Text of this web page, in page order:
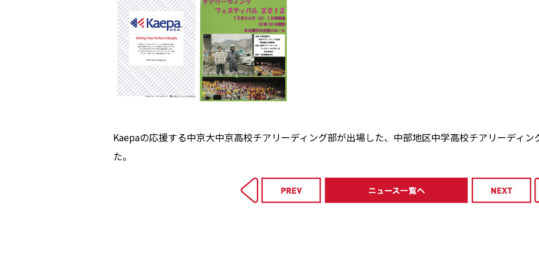
Kaepaの応援する中京大中京高校チアリーディング部が出場した、中部地区中学高校チアリーディ
た。